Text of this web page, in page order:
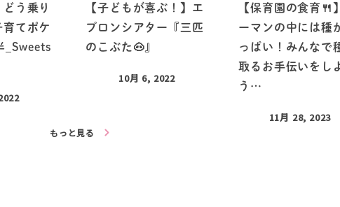
う乗り
てポケ
_Sweets
【子どもが喜ぶ！】エ
プロンシアター『三匹
のこぶた🐽』
10月 6, 2022
【保育園の食育🍴
ーマンの中には種
っぱい！みんなで
取るお手伝いをし
う…
11月 28, 2023
もっと見る